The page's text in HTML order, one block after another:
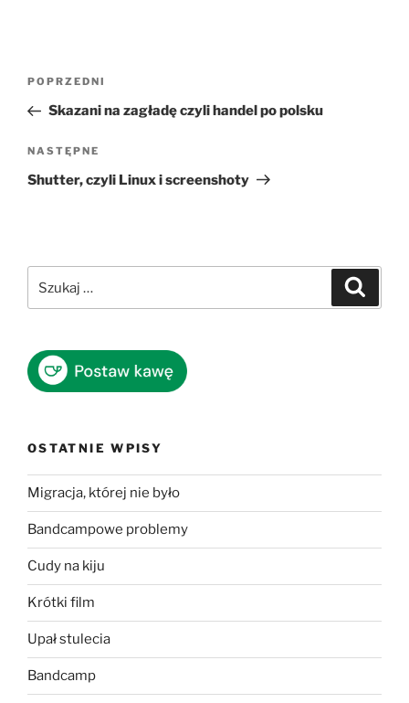
Nawigacja
Poprzedni
wpis
POPRZEDNI
Skazani na zagładę czyli handel po polsku
Następny
wpis
NASTĘPNE
Shutter, czyli Linux i screenshoty
OSTATNIE WPISY
Migracja, której nie było
Bandcampowe problemy
Cudy na kiju
Krótki film
Upał stulecia
Bandcamp